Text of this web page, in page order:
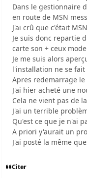
Dans le gestionnaire
en route de MSN
J'ai crû que c'était
Je suis donc repartie
carte son + ceux
Je me suis alors
l'installation ne se
Apres redemarrage
J'ai hier acheté une
Cela ne vient pas de
J'ai un terrible
Qu'est ce que je n'ai
A priori y'aurait un
J'ai posté la même
Citer